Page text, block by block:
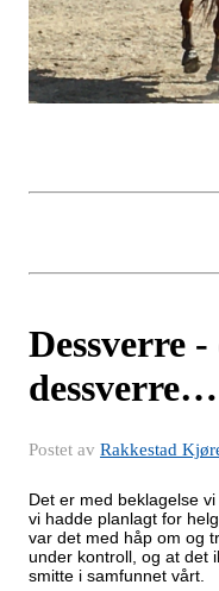
Dessverre
Postet av Rakkestad
Det er med beklagelse
vi hadde planlagt for
var det med håp om og
under kontroll, og at det
smitte i samfunnet vårt.